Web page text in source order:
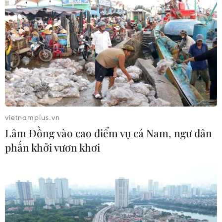
Đông Bắc Thái Lan, gìn giữ bản sắc
văn hóa Việt
21/07/2026 22:44
Lưu học sinh Việt Nam tại Thái Lan
về nguồn theo dấu chân Bác Hồ
20/07/2026 15:46
Xem thêm
CƠ QUAN CHỦ QUẢN: THÔNG TẤN XÃ VIỆT NAM
vietnamplus.vn
Lâm Đồng vào cao điểm vụ cá Nam, ngư dân
phấn khởi vươn khơi